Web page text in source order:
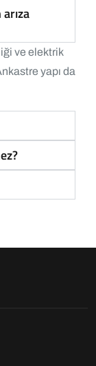
ve elektrik
yapı da